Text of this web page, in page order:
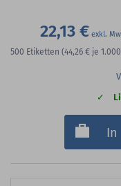
22,13 €
500 Etiketten (44,26 € je
In